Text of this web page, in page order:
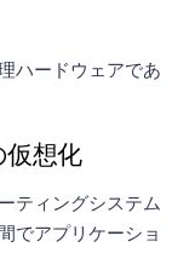
ハードウェアであ
想化
ティングシステム
でアプリケーショ